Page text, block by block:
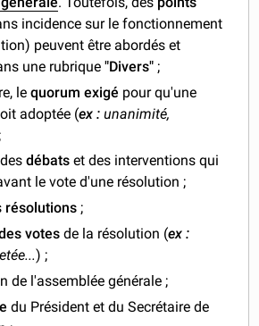
incidence sur le fonctionnement
peuvent être abordés et
une rubrique"Divers" ;
lequorum exigé pour qu'une
adoptée (ex :unanimité,
desdébats et des interventions qui
le vote d'une résolution ;
résolutions ;
votes de la résolution (ex :
) ;
de l'assemblée générale ;
du Président et du Secrétaire de